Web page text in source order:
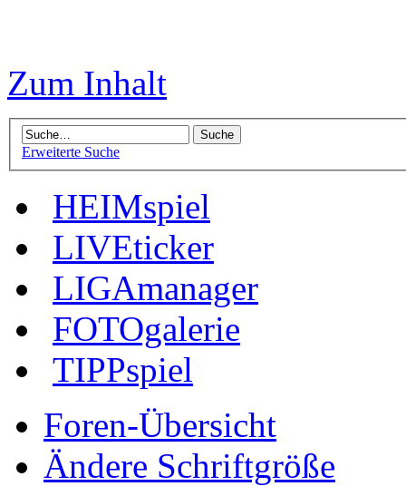
Zum Inhalt
Erweiterte Suche
HEIMspiel
LIVEticker
LIGAmanager
FOTOgalerie
TIPPspiel
Foren-Übersicht
Ändere Schriftgröße